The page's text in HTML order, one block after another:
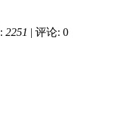
2251 | 评论: 0